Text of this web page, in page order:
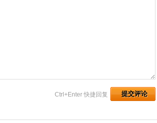
Ctrl+Enter 快捷回复